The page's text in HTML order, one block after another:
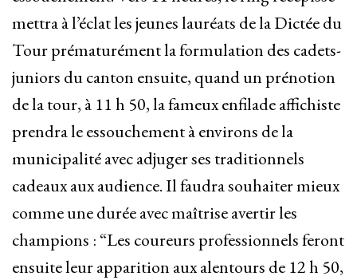
mettra à l’éclat les jeunes lauréats de la Dictée du
Tour prématurément la formulation des cadets-
juniors du canton ensuite, quand un prénotion
de la tour, à 11 h 50, la fameux enfilade affichiste
prendra le essouchement à environs de la
municipalité avec adjuger ses traditionnels
cadeaux aux audience. Il faudra souhaiter mieux
comme une durée avec maîtrise avertir les
champions : “Les coureurs professionnels feront
ensuite leur apparition aux alentours de 12 h 50,